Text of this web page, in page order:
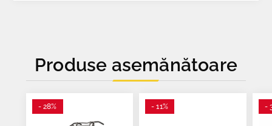
Produse asemănătoare
- 28% - 11% -